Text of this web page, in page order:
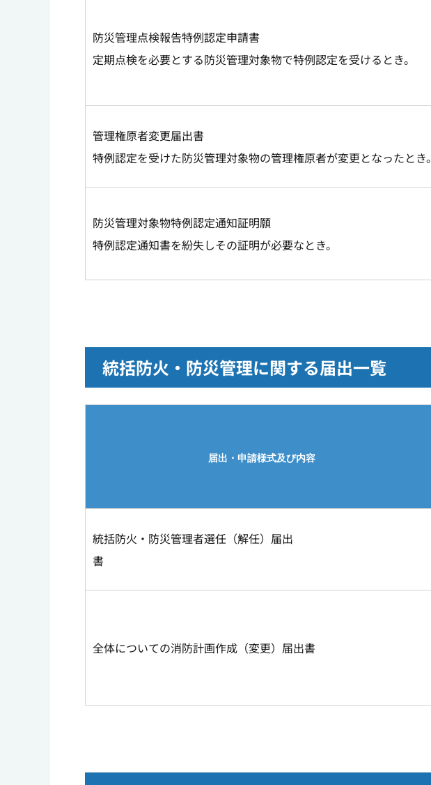
防災管理点検報告特例認定申請書
定期点検を必要とする防災管理対象物で特例認定を受けるとき。
管理権原者変更届出書
特例認定を受けた防災管理対象物の管理権原者が変更となったとき。
防災管理対象物特例認定通知証明願
特例認定通知書を紛失しその証明が必要なとき。
統括防火・防災管理に関する届出一覧
届出・申請様式及び内容
統括防火・防災管理者選任（解任）届出
書
全体についての消防計画作成（変更）届出書